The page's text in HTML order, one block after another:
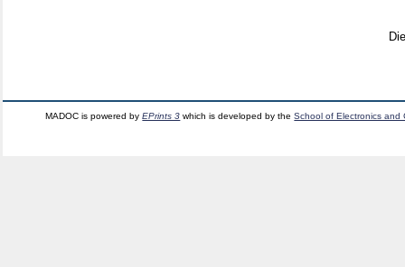
MADOC is powered byEPrints 3 which is developed by theSchool of Electronics and